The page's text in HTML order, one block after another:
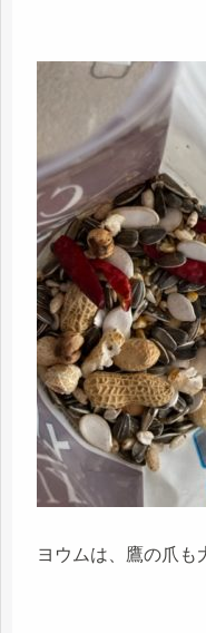
ヨウムは、鷹の爪も